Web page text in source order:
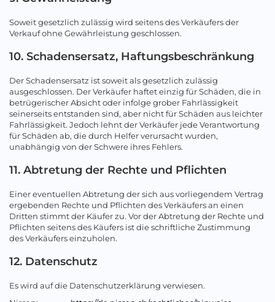
Soweit gesetzlich zulässig wird seitens des Verkäufers der
Verkauf ohne Gewährleistung geschlossen.
10. Schadensersatz, Haftungsbeschränkung
Der Schadensersatz ist soweit als gesetzlich zulässig
ausgeschlossen. Der Verkäufer haftet einzig für Schäden, die in
betrügerischer Absicht oder infolge grober Fahrlässigkeit
seinerseits entstanden sind, aber nicht für Schäden aus leichter
Fahrlässigkeit. Jedoch lehnt der Verkäufer jede Verantwortung
für Schäden ab, die durch Helfer verursacht wurden,
unabhängig von der Schwere ihres Fehlers.
11. Abtretung der Rechte und Pflichten
Einer eventuellen Abtretung der sich aus vorliegendem Vertrag
ergebenden Rechte und Pflichten des Verkäufers an einen
Dritten stimmt der Käufer zu. Vor der Abtretung der Rechte und
Pflichten seitens des Käufers ist die schriftliche Zustimmung
des Verkäufers einzuholen.
12. Datenschutz
Es wird auf die Datenschutzerklärung verwiesen.